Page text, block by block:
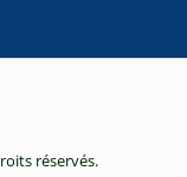
réservés.